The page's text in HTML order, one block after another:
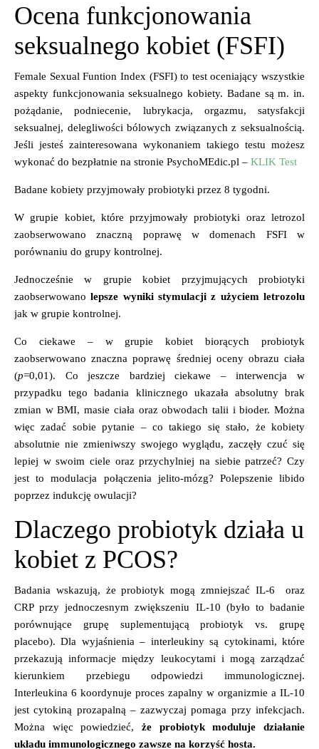
Ocena funkcjonowania
seksualnego kobiet (FSFI)
Female Sexual Funtion Index (FSFI) to test oceniający wszystkie
aspekty funkcjonowania seksualnego kobiety. Badane są m. in.
pożądanie, podniecenie, lubrykacja, orgazmu, satysfakcji
seksualnej, delegliwości bólowych związanych z seksualnością.
Jeśli jesteś zainteresowana wykonaniem takiego testu możesz
wykonać do bezpłatnie na stronie PsychoMEdic.pl – KLIK Test
Badane kobiety przyjmowały probiotyki przez 8 tygodni.
W grupie kobiet, które przyjmowały probiotyki oraz letrozol
zaobserwowano znaczną poprawę w domenach FSFI w
porównaniu do grupy kontrolnej.
Jednocześnie w grupie kobiet przyjmujących probiotyki
zaobserwowanolepsze wyniki stymulacji z użyciem letrozolu
jak w grupie kontrolnej.
Co ciekawe – w grupie kobiet biorących probiotyk
zaobserwowano znaczna poprawę średniej oceny obrazu ciała
(p=0,01). Co jeszcze bardziej ciekawe – interwencja w
przypadku tego badania klinicznego ukazała absolutny brak
zmian w BMI, masie ciała oraz obwodach talii i bioder. Można
więc zadać sobie pytanie – co takiego się stało, że kobiety
absolutnie nie zmieniwszy swojego wyglądu, zaczęły czuć się
lepiej w swoim ciele oraz przychylniej na siebie patrzeć? Czy
jest to modulacja połączenia jelito-mózg? Polepszenie libido
poprzez indukcję owulacji?
Dlaczego probiotyk działa u
kobiet z PCOS?
Badania wskazują, że probiotyk mogą zmniejszać IL-6 oraz
CRP przy jednoczesnym zwiększeniu IL-10 (było to badanie
porównujące grupę suplementującą probiotyk vs. grupę
placebo). Dla wyjaśnienia – interleukiny są cytokinami, które
przekazują informacje między leukocytami i mogą zarządzać
kierunkiem przebiegu odpowiedzi immunologicznej.
Interleukina 6 koordynuje proces zapalny w organizmie a IL-10
jest cytokiną prozapalną – zazwyczaj pomaga przy infekcjach.
Można więc powiedzieć, że probiotyk moduluje działanie
układu immunologicznego zawsze na korzyść hosta.